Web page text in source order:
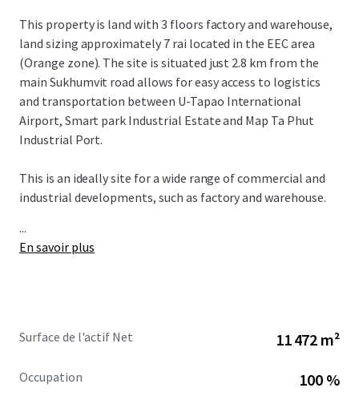
This property is land with 3 floors factory and warehouse,
land sizing approximately 7 rai located in the EEC area
(Orange zone). The site is situated just 2.8 km from the
main Sukhumvit road allows for easy access to logistics
and transportation between U-Tapao International
Airport, Smart park Industrial Estate and Map Ta Phut
Industrial Port.
This is an ideally site for a wide range of commercial and
industrial developments, such as factory and warehouse.
...
En savoir plus
Surface de l'actif Net 11 472 m²
Occupation 100 %